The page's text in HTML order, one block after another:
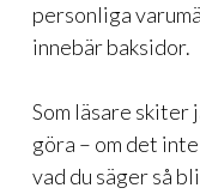
personliga
innebär baksidor.
Som läsare skiter
göra – om det
vad du säger så